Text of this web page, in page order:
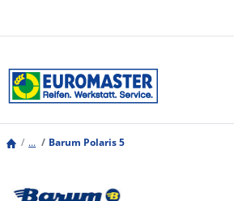
... Barum Polaris 5